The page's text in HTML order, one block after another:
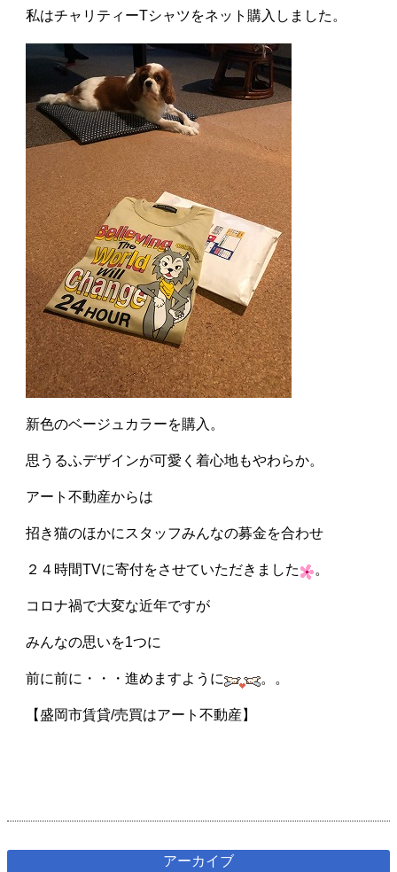
私はチャリティーTシャツをネット購入しました。
新色のベージュカラーを購入。
思うるふデザインが可愛く着心地もやわらか。
アート不動産からは
招き猫のほかにスタッフみんなの募金を合わせ
２４時間TVに寄付をさせていただきました 。
コロナ禍で大変な近年ですが
みんなの思いを1つに
前に前に・・・進めますように 。。
【盛岡市賃貸/売買はアート不動産】
アーカイブ